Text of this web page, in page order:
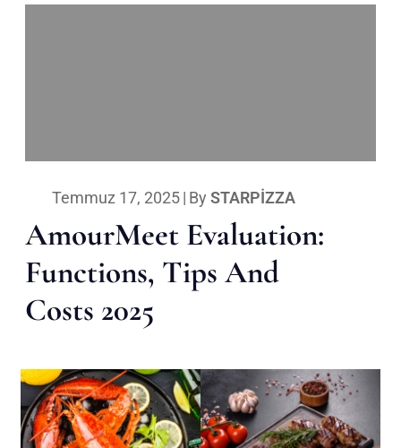
Temmuz 17, 2025| By STARPIZZA
AmourMeet Evaluation:
Functions, Tips And
Costs 2025